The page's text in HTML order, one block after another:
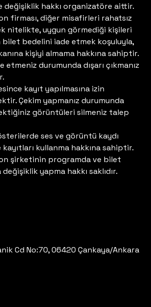
değişiklik hakkı organizatöre aittir.
firması, diğer misafirleri rahatsız
nitelikte, uygun görmediği kişileri
bedelini iade etmek koşuluyla,
kişiyi almama hakkına sahiptir.
etmeniz durumunda dışarı çıkmanız
kayıt yapılmasına izin
Çekim yapmanız durumunda
görüntüleri silmeniz talep
ses ve görüntü kaydı
kullanma hakkına sahiptir.
şirketinin programda ve bilet
yapma hakkı saklıdır.
Cd No:70, 06420 Çankaya/Ankara